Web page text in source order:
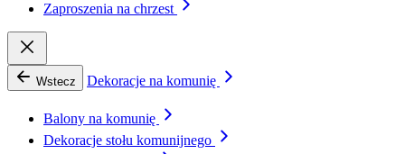
Zaproszenia na chrzest
Wstecz Dekoracje na komunię
Balony na komunię
Dekoracje stołu komunijnego